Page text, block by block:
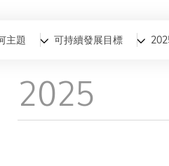
航
連
結
全部新聞香港科大故事
主題 可持續發展目標
2025